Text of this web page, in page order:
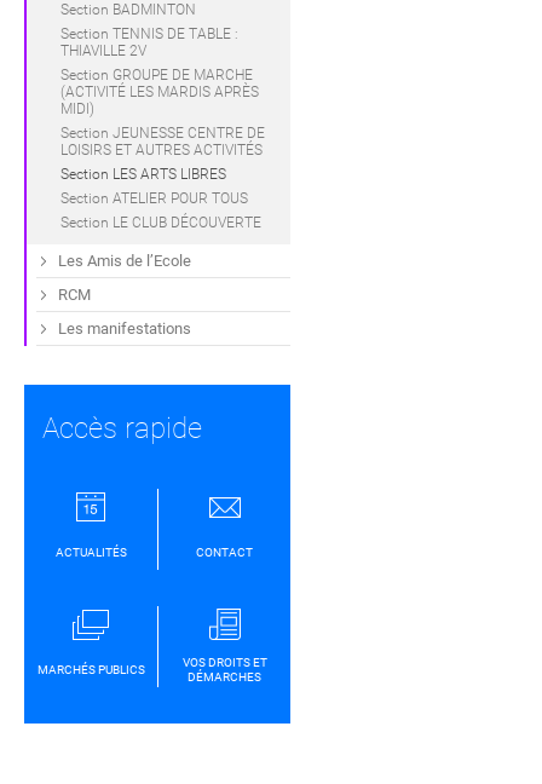
Section BADMINTON
Section TENNIS DE TABLE :
THIAVILLE 2V
Section GROUPE DE MARCHE
(ACTIVITÉ LES MARDIS APRÈS
MIDI)
Section JEUNESSE CENTRE DE
LOISIRS ET AUTRES ACTIVITÉS
Section LES ARTS LIBRES
Section ATELIER POUR TOUS
Section LE CLUB DÉCOUVERTE
Les Amis de l’Ecole
RCM
Les manifestations
Accès rapide
ACTUALITÉS CONTACT
MARCHÉS PUBLICS
VOS DROITS ET
DÉMARCHES